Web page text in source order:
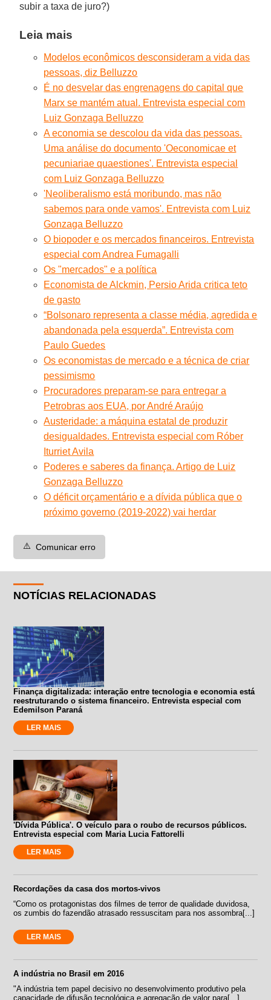
subir a taxa de juro?)
Leia mais
Modelos econômicos desconsideram a vida das
pessoas, diz Belluzzo
É no desvelar das engrenagens do capital que
Marx se mantém atual. Entrevista especial com
Luiz Gonzaga Belluzzo
A economia se descolou da vida das pessoas.
Uma análise do documento 'Oeconomicae et
pecuniariae quaestiones'. Entrevista especial
com Luiz Gonzaga Belluzzo
'Neoliberalismo está moribundo, mas não
sabemos para onde vamos'. Entrevista com Luiz
Gonzaga Belluzzo
O biopoder e os mercados financeiros. Entrevista
especial com Andrea Fumagalli
Os "mercados" e a política
Economista de Alckmin, Persio Arida critica teto
de gasto
“Bolsonaro representa a classe média, agredida e
abandonada pela esquerda”. Entrevista com
Paulo Guedes
Os economistas de mercado e a técnica de criar
pessimismo
Procuradores preparam-se para entregar a
Petrobras aos EUA, por André Araújo
Austeridade: a máquina estatal de produzir
desigualdades. Entrevista especial com Róber
Iturriet Avila
Poderes e saberes da finança. Artigo de Luiz
Gonzaga Belluzzo
O déficit orçamentário e a dívida pública que o
próximo governo (2019-2022) vai herdar
⚠️ Comunicar erro
NOTÍCIAS RELACIONADAS
Finança digitalizada: interação entre tecnologia e economia está
reestruturando o sistema financeiro. Entrevista especial com
Edemilson Paraná
LER MAIS
'Dívida Pública'. O veículo para o roubo de recursos públicos.
Entrevista especial com Maria Lucia Fattorelli
LER MAIS
Recordações da casa dos mortos-vivos
“Como os protagonistas dos filmes de terror de qualidade duvidosa,
os zumbis do fazendão atrasado ressuscitam para nos assombra[...]
LER MAIS
A indústria no Brasil em 2016
"A indústria tem papel decisivo no desenvolvimento produtivo pela
capacidade de difusão tecnológica e agregação de valor para[...]